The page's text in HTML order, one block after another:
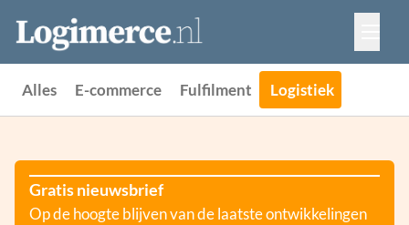
Vacatures
Events
Alles E-commerce Fulfilment Logistiek
Gratis nieuwsbrief
Op de hoogte blijven van de laatste ontwikkelingen